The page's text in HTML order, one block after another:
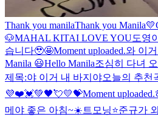
Thank you manilaThank you Manila💛
🐶MAHAL KITAI LOVE YOU도영
습니다🥹🤩Moment uploaded.와 이
Manila 😃Hello Manila조심히 다녀
제목:야 이거 내 바지야오늘의 추천
💜❤️💓💚🖤💘💛💝Moment uploaded.
메야 좋은 아침~☀️ 트모닝⭐️준규가